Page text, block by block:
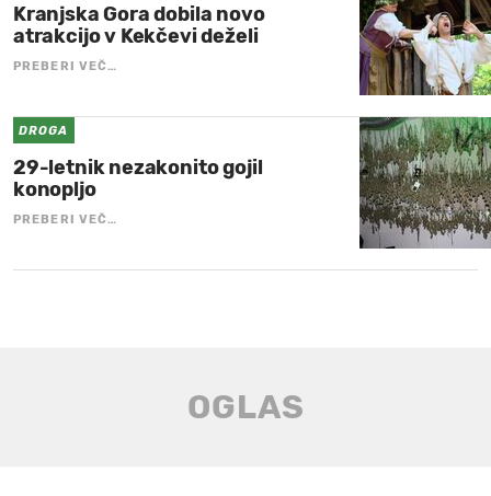
Kranjska Gora dobila novo
atrakcijo v Kekčevi deželi
PREBERI VEČ…
DROGA
29-letnik nezakonito gojil
konopljo
PREBERI VEČ…